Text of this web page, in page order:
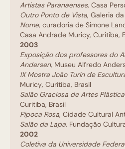
Artistas Paranaenses, Casa
Outro Ponto de Vista, Galeria
Nome, curadoria de Simone
Casa Andrade Muricy, Curitiba,
2003
Exposição dos professores do
Andersen, Museu Alfredo
IX Mostra João Turin de
Muricy, Curitiba, Brasil
Salão Graciosa de Artes
Curitiba, Brasil
Pipoca Rosa, Cidade Cultural
Salão da Lapa, Fundação
2002
Coletiva da Universidade